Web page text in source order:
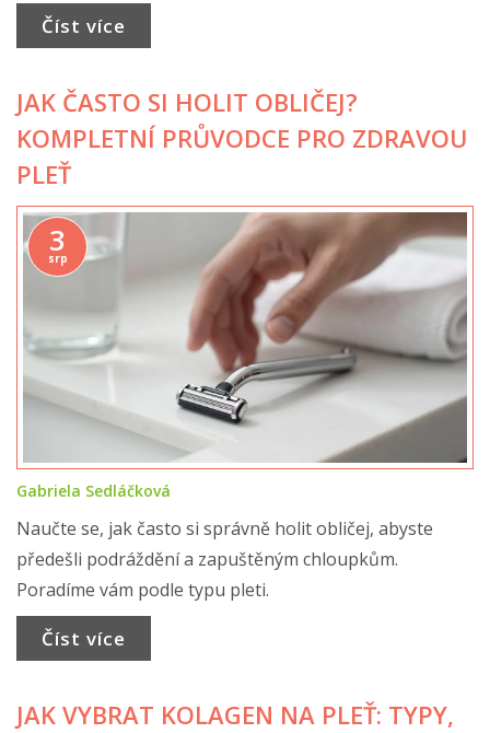
Číst více
JAK ČASTO SI HOLIT OBLIČEJ?
KOMPLETNÍ PRŮVODCE PRO ZDRAVOU
PLEŤ
3
srp
Gabriela Sedláčková
Naučte se, jak často si správně holit obličej, abyste
předešli podráždění a zapuštěným chloupkům.
Poradíme vám podle typu pleti.
Číst více
JAK VYBRAT KOLAGEN NA PLEŤ: TYPY,